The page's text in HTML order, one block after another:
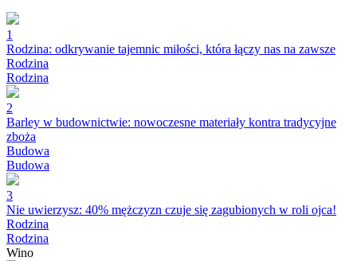
1
Rodzina: odkrywanie tajemnic miłości, która łączy nas na zawsze
Rodzina
Rodzina
2
Barley w budownictwie: nowoczesne materiały kontra tradycyjne
zboża
Budowa
Budowa
3
Nie uwierzysz: 40% mężczyzn czuje się zagubionych w roli ojca!
Rodzina
Rodzina
Wino